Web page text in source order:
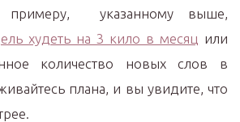
примеру, указанному выше,
худеть на 3 кило в месяц или
количество новых слов в
плана, и вы увидите, что